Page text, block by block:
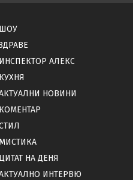
ШОУ
ИНСПЕКТОР АЛЕКС
КУХНЯ
НОВИНИ
КОМЕНТАР
МИСТИКА
ЦИТАТ НА ДЕНЯ
ИНТЕРВЮ